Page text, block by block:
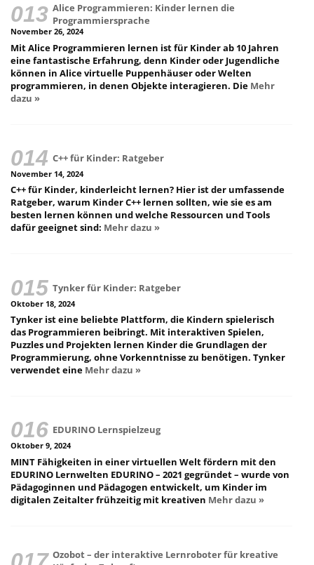
Alice Programmieren: Kinder lernen die
Programmiersprache
November 26, 2024
Mit Alice Programmieren lernen ist für Kinder ab 10 Jahren
eine fantastische Erfahrung, denn Kinder oder Jugendliche
können in Alice virtuelle Puppenhäuser oder Welten
programmieren, in denen Objekte interagieren. Die Mehr
dazu »
C++ für Kinder: Ratgeber
November 14, 2024
C++ für Kinder, kinderleicht lernen? Hier ist der umfassende
Ratgeber, warum Kinder C++ lernen sollten, wie sie es am
besten lernen können und welche Ressourcen und Tools
dafür geeignet sind: Mehr dazu »
Tynker für Kinder: Ratgeber
Oktober 18, 2024
Tynker ist eine beliebte Plattform, die Kindern spielerisch
das Programmieren beibringt. Mit interaktiven Spielen,
Puzzles und Projekten lernen Kinder die Grundlagen der
Programmierung, ohne Vorkenntnisse zu benötigen. Tynker
verwendet eine Mehr dazu »
EDURINO Lernspielzeug
Oktober 9, 2024
MINT Fähigkeiten in einer virtuellen Welt fördern mit den
EDURINO Lernwelten EDURINO – 2021 gegründet – wurde von
Pädagoginnen und Pädagogen entwickelt, um Kinder im
digitalen Zeitalter frühzeitig mit kreativen Mehr dazu »
Ozobot – der interaktive Lernroboter für kreative